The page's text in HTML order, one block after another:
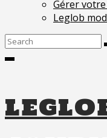
Gérer
Leglob
Search